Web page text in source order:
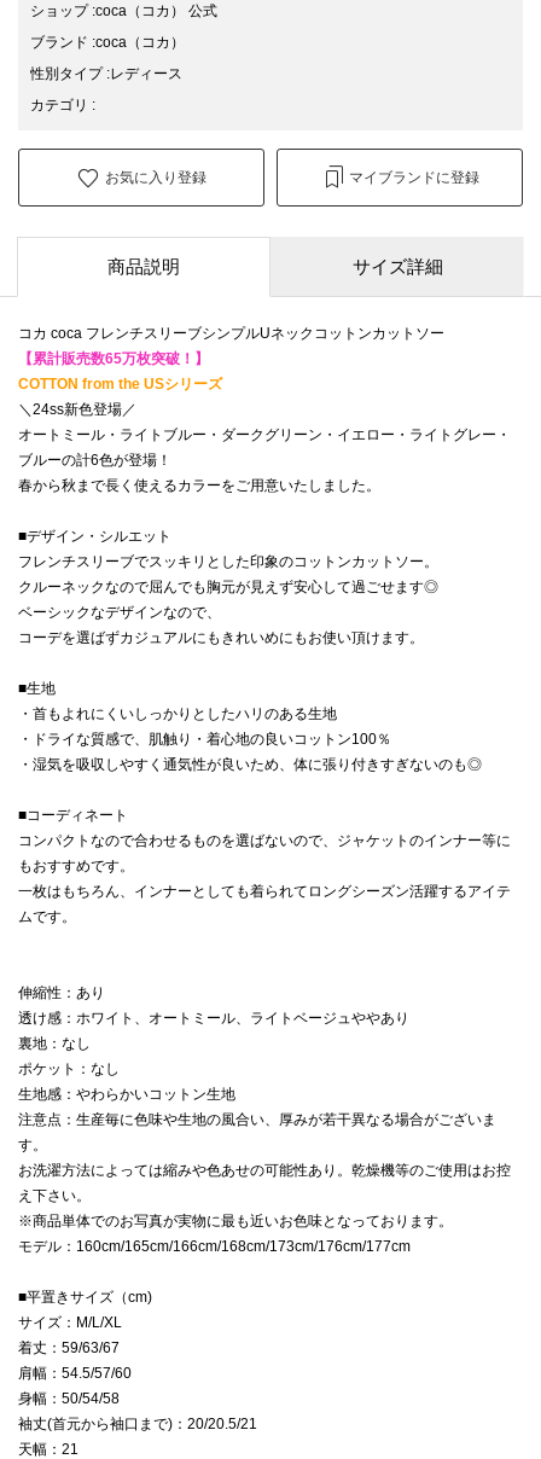
ショップ:coca（コカ） 公式
ブランド :coca （コカ）
性別タイプ:レディース
カテゴリ :
お気に入り登録 マイブランドに登録
商品説明 サイズ詳細
コカ coca フレンチスリーブシンプルUネックコットンカットソー
【累計販売数65万枚突破！】
COTTON from the USシリーズ
＼24ss新色登場／
オートミール・ライトブルー・ダークグリーン・イエロー・ライトグレー・
ブルーの計6色が登場！
春から秋まで長く使えるカラーをご用意いたしました。
■デザイン・シルエット
フレンチスリーブでスッキリとした印象のコットンカットソー。
クルーネックなので屈んでも胸元が見えず安心して過ごせます◎
ベーシックなデザインなので、
コーデを選ばずカジュアルにもきれいめにもお使い頂けます。
■生地
・首もよれにくいしっかりとしたハリのある生地
・ドライな質感で、肌触り・着心地の良いコットン100％
・湿気を吸収しやすく通気性が良いため、体に張り付きすぎないのも◎
■コーディネート
コンパクトなので合わせるものを選ばないので、ジャケットのインナー等に
もおすすめです。
一枚はもちろん、インナーとしても着られてロングシーズン活躍するアイテ
ムです。
伸縮性：あり
透け感：ホワイト、オートミール、ライトベージュややあり
裏地：なし
ポケット：なし
生地感：やわらかいコットン生地
注意点：生産毎に色味や生地の風合い、厚みが若干異なる場合がございま
す。
お洗濯方法によっては縮みや色あせの可能性あり。乾燥機等のご使用はお控
え下さい。
※商品単体でのお写真が実物に最も近いお色味となっております。
モデル：160cm/165cm/166cm/168cm/173cm/176cm/177cm
■平置きサイズ（cm)
サイズ：M/L/XL
着丈：59/63/67
肩幅：54.5/57/60
身幅：50/54/58
袖丈(首元から袖口まで)：20/20.5/21
天幅：21